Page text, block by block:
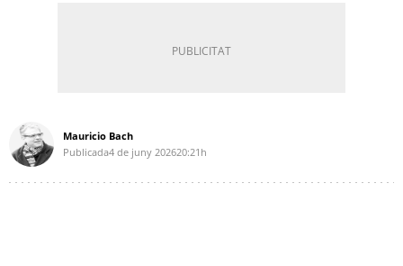
Mauricio Bach
Publicada4 de juny 202620:21h